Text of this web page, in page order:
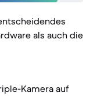
als auch die
Kamera auf